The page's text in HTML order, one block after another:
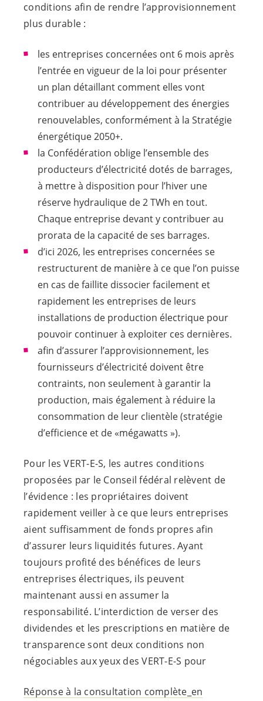
conditions afin de rendre l’approvisionnement
plus durable :
les entreprises concernées ont 6 mois après
l’entrée en vigueur de la loi pour présenter
un plan détaillant comment elles vont
contribuer au développement des énergies
renouvelables, conformément à la Stratégie
énergétique 2050+.
la Confédération oblige l’ensemble des
producteurs d’électricité dotés de barrages,
à mettre à disposition pour l’hiver une
réserve hydraulique de 2 TWh en tout.
Chaque entreprise devant y contribuer au
prorata de la capacité de ses barrages.
d’ici 2026, les entreprises concernées se
restructurent de manière à ce que l’on puisse
en cas de faillite dissocier facilement et
rapidement les entreprises de leurs
installations de production électrique pour
pouvoir continuer à exploiter ces dernières.
afin d’assurer l’approvisionnement, les
fournisseurs d’électricité doivent être
contraints, non seulement à garantir la
production, mais également à réduire la
consommation de leur clientèle (stratégie
d’efficience et de «mégawatts »).
Pour lesVERT-E-S, les autres conditions
proposées par le Conseil fédéral relèvent de
l’évidence : les propriétaires doivent
rapidement veiller à ce que leurs entreprises
aient suffisamment de fonds propres afin
d’assurer leurs liquidités futures. Ayant
toujours profité des bénéfices de leurs
entreprises électriques, ils peuvent
maintenant aussi en assumer la
responsabilité. L’interdiction de verser des
dividendes et les prescriptions en matière de
transparence sont deux conditions non
négociables aux yeux desVERT-E-S pour
Réponse à la consultation complète_en